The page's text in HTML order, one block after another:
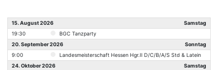
15. August 2026
Samstag
19:30
BGC Tanzparty
20. September 2026
Sonntag
9:00
Landesmeisterschaft Hessen Hgr.II D/C/B/A/S Std & Latein
24. Oktober 2026
Samstag